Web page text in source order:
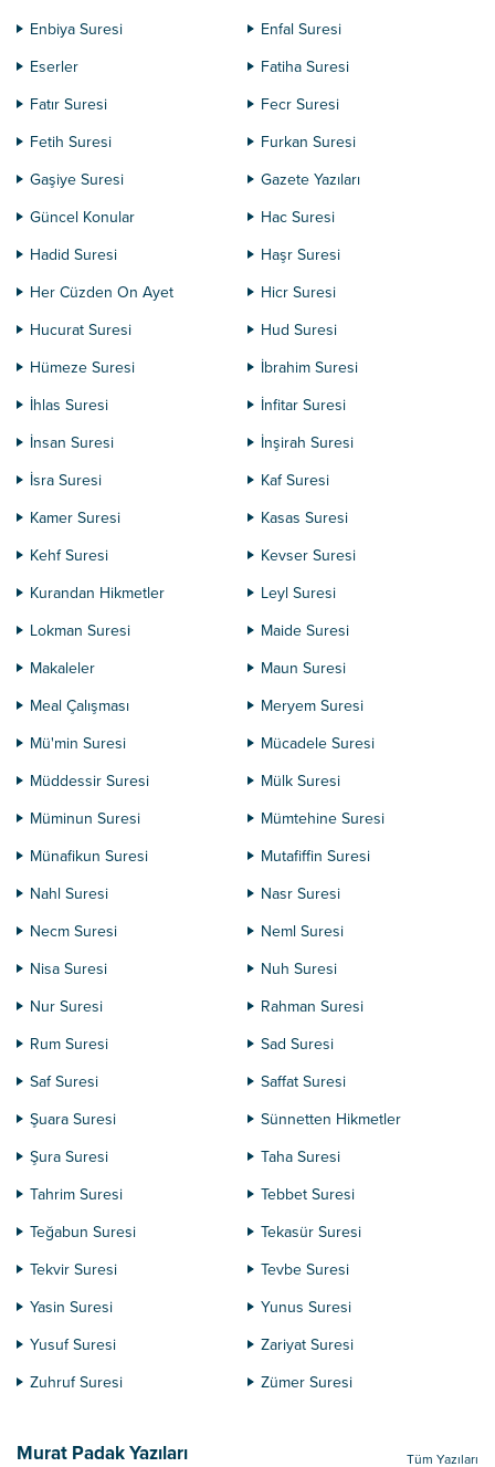
Enbiya Suresi
Enfal Suresi
Eserler
Fatiha Suresi
Fatır Suresi
Fecr Suresi
Fetih Suresi
Furkan Suresi
Gaşiye Suresi
Gazete Yazıları
Güncel Konular
Hac Suresi
Hadid Suresi
Haşr Suresi
Her Cüzden On Ayet
Hicr Suresi
Hucurat Suresi
Hud Suresi
Hümeze Suresi
İbrahim Suresi
İhlas Suresi
İnfitar Suresi
İnsan Suresi
İnşirah Suresi
İsra Suresi
Kaf Suresi
Kamer Suresi
Kasas Suresi
Kehf Suresi
Kevser Suresi
Kurandan Hikmetler
Leyl Suresi
Lokman Suresi
Maide Suresi
Makaleler
Maun Suresi
Meal Çalışması
Meryem Suresi
Mü'min Suresi
Mücadele Suresi
Müddessir Suresi
Mülk Suresi
Müminun Suresi
Mümtehine Suresi
Münafikun Suresi
Mutafiffin Suresi
Nahl Suresi
Nasr Suresi
Necm Suresi
Neml Suresi
Nisa Suresi
Nuh Suresi
Nur Suresi
Rahman Suresi
Rum Suresi
Sad Suresi
Saf Suresi
Saffat Suresi
Şuara Suresi
Sünnetten Hikmetler
Şura Suresi
Taha Suresi
Tahrim Suresi
Tebbet Suresi
Teğabun Suresi
Tekasür Suresi
Tekvir Suresi
Tevbe Suresi
Yasin Suresi
Yunus Suresi
Yusuf Suresi
Zariyat Suresi
Zuhruf Suresi
Zümer Suresi
Murat Padak Yazıları Tüm Yazıları